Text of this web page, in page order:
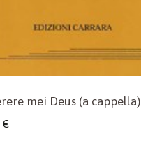
mei Deus (a cappella)
€